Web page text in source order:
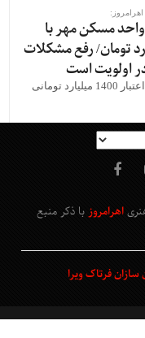
هزار واحد مسکن مهر با
میلیارد تومان/ رفع مشکلات
اولویت است
قائم‌مقام وزیر راه و شهرسازی گفت: از دولت اعتبار 1400 میلیارد تومانی
اهرامروز با ذکر منبع
فرتاک ویرا